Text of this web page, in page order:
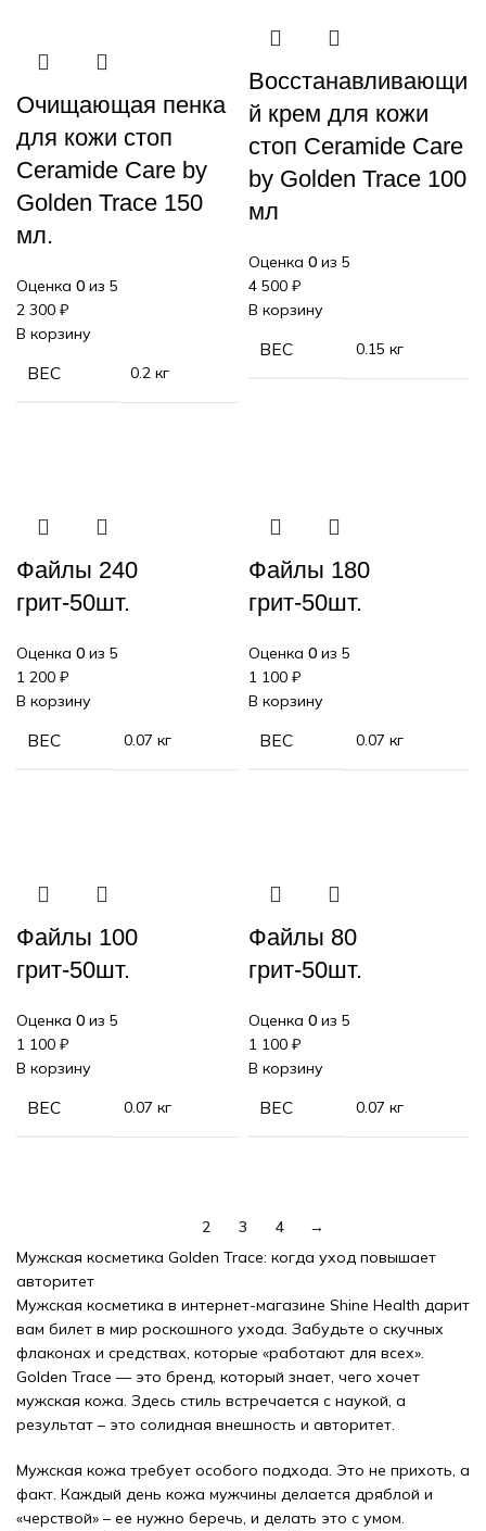
Очищающая пенка
для кожи стоп
Ceramide Care by
Golden Trace 150
мл.
Оценка 0 из 5
2 300 ₽
В корзину
ВЕС 0.2 кг
Восстанавливающи
й крем для кожи
стоп Ceramide Care
by Golden Trace 100
мл
Оценка 0 из 5
4 500 ₽
В корзину
ВЕС 0.15 кг
Файлы 240
грит-50шт.
Оценка 0 из 5
1 200 ₽
В корзину
ВЕС 0.07 кг
Файлы 180
грит-50шт.
Оценка 0 из 5
1 100 ₽
В корзину
ВЕС 0.07 кг
Файлы 100
грит-50шт.
Оценка 0 из 5
1 100 ₽
В корзину
ВЕС 0.07 кг
Файлы 80
грит-50шт.
Оценка 0 из 5
1 100 ₽
В корзину
ВЕС 0.07 кг
2 3 4
→
Мужская косметика Golden Trace: когда уход повышает
авторитет
Мужская косметика в интернет-магазине Shine Health дарит
вам билет в мир роскошного ухода. Забудьте о скучных
флаконах и средствах, которые «работают для всех».
Golden Trace — это бренд, который знает, чего хочет
мужская кожа. Здесь стиль встречается с наукой, а
результат – это солидная внешность и авторитет.
Мужская кожа требует особого подхода. Это не прихоть, а
факт. Каждый день кожа мужчины делается дряблой и
«черствой» – ее нужно беречь, и делать это с умом.